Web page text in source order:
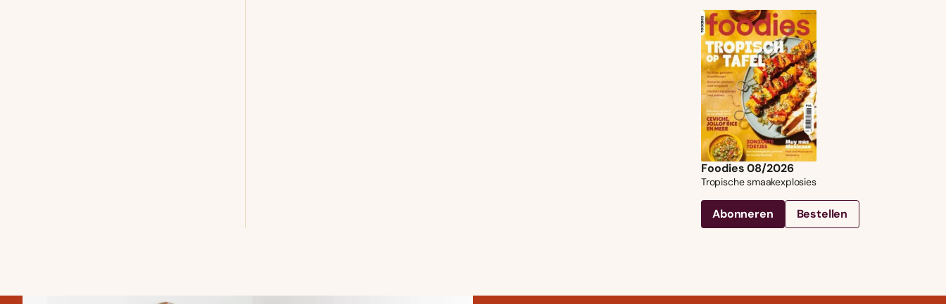
Foodies 08/2026
Tropische smaakexplosies
Abonneren Bestellen